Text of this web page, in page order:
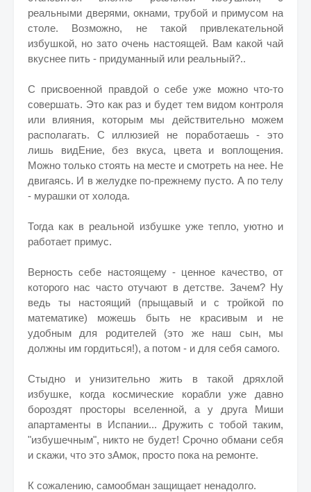
реальными дверями, окнами, трубой и примусом на
столе. Возможно, не такой привлекательной
избушкой, но зато очень настоящей. Вам какой чай
вкуснее пить - придуманный или реальный?..
С присвоенной правдой о себе уже можно что-то
совершать. Это как раз и будет тем видом контроля
или влияния, которым мы действительно можем
располагать. С иллюзией не поработаешь - это
лишь видЕние, без вкуса, цвета и воплощения.
Можно только стоять на месте и смотреть на нее. Не
двигаясь. И в желудке по-прежнему пусто. А по телу
- мурашки от холода.
Тогда как в реальной избушке уже тепло, уютно и
работает примус.
Верность себе настоящему - ценное качество, от
которого нас часто отучают в детстве. Зачем? Ну
ведь ты настоящий (прыщавый и с тройкой по
математике) можешь быть не красивым и не
удобным для родителей (это же наш сын, мы
должны им гордиться!), а потом - и для себя самого.
Стыдно и унизительно жить в такой дряхлой
избушке, когда космические корабли уже давно
бороздят просторы вселенной, а у друга Миши
апартаменты в Испании... Дружить с тобой таким,
"избушечным", никто не будет! Срочно обмани себя
и скажи, что это зАмок, просто пока на ремонте.
К сожалению, самообман защищает ненадолго.